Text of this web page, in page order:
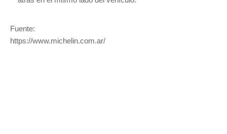
Fuente:
https://www.michelin.com.ar/